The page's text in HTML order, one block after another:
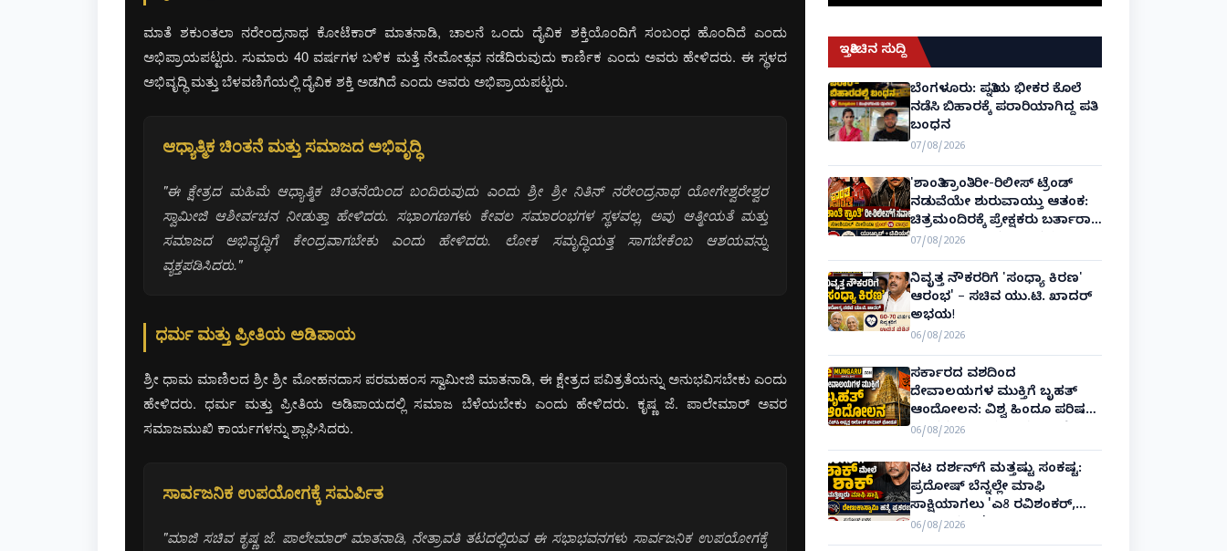
ಮಾತೆ ಶಕುಂತಲಾ ನರೇಂದ್ರನಾಥ ಕೋಟೆಕಾರ್ ಮಾತನಾಡಿ, ಚಾಲನೆ ಒಂದು ದೈವಿಕ ಶಕ್ತಿಯೊಂದಿಗೆ ಸಂಬಂಧ ಹೊಂದಿದೆ ಎಂದು
ಅಭಿಪ್ರಾಯಪಟ್ಟರು. ಸುಮಾರು 40 ವರ್ಷಗಳ ಬಳಿಕ ಮತ್ತೆ ನೇಮೋತ್ಸವ ನಡೆದಿರುವುದು ಕಾರ್ಣಿಕ ಎಂದು ಅವರು ಹೇಳಿದರು. ಈ ಸ್ಥಳದ
ಅಭಿವೃದ್ಧಿ ಮತ್ತು ಬೆಳವಣಿಗೆಯಲ್ಲಿ ದೈವಿಕ ಶಕ್ತಿ ಅಡಗಿದೆ ಎಂದು ಅವರು ಅಭಿಪ್ರಾಯಪಟ್ಟರು.
ಆಧ್ಯಾತ್ಮಿಕ ಚಿಂತನೆ ಮತ್ತು ಸಮಾಜದ ಅಭಿವೃದ್ಧಿ
"ಈ ಕ್ಷೇತ್ರದ ಮಹಿಮೆ ಆಧ್ಯಾತ್ಮಿಕ ಚಿಂತನೆಯಿಂದ ಬಂದಿರುವುದು ಎಂದು ಶ್ರೀ ಶ್ರೀ ನಿತಿನ್ ನರೇಂದ್ರನಾಥ ಯೋಗೇಶ್ವರೇಶ್ವರ
ಸ್ವಾಮೀಜಿ ಆಶೀರ್ವಚನ ನೀಡುತ್ತಾ ಹೇಳಿದರು. ಸಭಾಂಗಣಗಳು ಕೇವಲ ಸಮಾರಂಭಗಳ ಸ್ಥಳವಲ್ಲ, ಅವು ಆತ್ಮೀಯತೆ ಮತ್ತು
ಸಮಾಜದ ಅಭಿವೃದ್ಧಿಗೆ ಕೇಂದ್ರವಾಗಬೇಕು ಎಂದು ಹೇಳಿದರು. ಲೋಕ ಸಮೃದ್ಧಿಯತ್ತ ಸಾಗಬೇಕೆಂಬ ಆಶಯವನ್ನು
ವ್ಯಕ್ತಪಡಿಸಿದರು."
ಧರ್ಮ ಮತ್ತು ಪ್ರೀತಿಯ ಅಡಿಪಾಯ
ಶ್ರೀ ಧಾಮ ಮಾಣಿಲದ ಶ್ರೀ ಶ್ರೀ ಮೋಹನದಾಸ ಪರಮಹಂಸ ಸ್ವಾಮೀಜಿ ಮಾತನಾಡಿ, ಈ ಕ್ಷೇತ್ರದ ಪವಿತ್ರತೆಯನ್ನು ಅನುಭವಿಸಬೇಕು ಎಂದು
ಹೇಳಿದರು. ಧರ್ಮ ಮತ್ತು ಪ್ರೀತಿಯ ಅಡಿಪಾಯದಲ್ಲಿ ಸಮಾಜ ಬೆಳೆಯಬೇಕು ಎಂದು ಹೇಳಿದರು. ಕೃಷ್ಣ ಜೆ. ಪಾಲೇಮಾರ್ ಅವರ
ಸಮಾಜಮುಖಿ ಕಾರ್ಯಗಳನ್ನು ಶ್ಲಾಘಿಸಿದರು.
ಸಾರ್ವಜನಿಕ ಉಪಯೋಗಕ್ಕೆ ಸಮರ್ಪಿತ
"ಮಾಜಿ ಸಚಿವ ಕೃಷ್ಣ ಜೆ. ಪಾಲೇಮಾರ್ ಮಾತನಾಡಿ, ನೇತ್ರಾವತಿ ತಟದಲ್ಲಿರುವ ಈ ಸಭಾಭವನಗಳು ಸಾರ್ವಜನಿಕ ಉಪಯೋಗಕ್ಕೆ
ಇತ್ತೀಚಿನ ಸುದ್ದಿ
ಬೆಂಗಳೂರು: ಪತ್ನಿಯ ಭೀಕರ ಕೊಲೆ
ನಡೆಸಿ ಬಿಹಾರಕ್ಕೆ ಪರಾರಿಯಾಗಿದ್ದ ಪತಿ
ಬಂಧನ
07/08/2026
'ಶಾಂತಿ ಕ್ರಾಂತಿ' ರೀ-ರಿಲೀಸ್ ಟ್ರೆಂಡ್
ನಡುವೆಯೇ ಶುರುವಾಯ್ತು ಆತಂಕ:
ಚಿತ್ರಮಂದಿರಕ್ಕೆ ಪ್ರೇಕ್ಷಕರು ಬರ್ತಾರಾ?
ಬಾಕ್ಸ್ ಆಫೀಸ್ ಸವಾಲುಗಳು
ಹೀಗಿವೆ!
07/08/2026
ನಿವೃತ್ತ ನೌಕರರಿಗೆ 'ಸಂಧ್ಯಾ ಕಿರಣ'
ಆರಂಭ' – ಸಚಿವ ಯು.ಟಿ. ಖಾದರ್
ಅಭಯ!
06/08/2026
ಸರ್ಕಾರದ ವಶದಿಂದ
ದೇವಾಲಯಗಳ ಮುಕ್ತಿಗೆ ಬೃಹತ್
ಆಂದೋಲನ: ವಿಶ್ವ ಹಿಂದೂ ಪರಿಷತ್
ಅಂತರರಾಷ್ಟ್ರೀಯ ಅಧ್ಯಕ್ಷ ಅಲೋಕ್
ಕುಮಾರ್ ಘೋಷಣೆ!
06/08/2026
ನಟ ದರ್ಶನ್‌ಗೆ ಮತ್ತಷ್ಟು ಸಂಕಷ್ಟ:
ಪ್ರದೋಷ್ ಬೆನ್ನಲ್ಲೇ ಮಾಫಿ
ಸಾಕ್ಷಿಯಾಗಲು 'ಎ8 ರವಿಶಂಕರ್,
ಎ10 ವಿನಯ್' ಅರ್ಜಿ!
06/08/2026